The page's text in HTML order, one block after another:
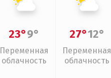
23°9°
Переменная
облачность
27°12°
Переменная
облачность